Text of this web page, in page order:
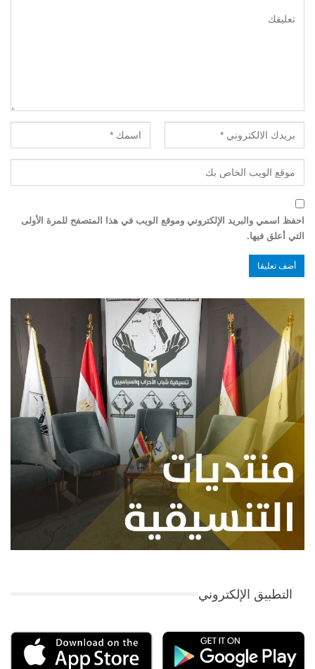
احفظ اسمي والبريد الإلكتروني وموقع الويب في هذا المتصفح للمرة الأولى
التي أعلق فيها.
التطبيق الإلكتروني